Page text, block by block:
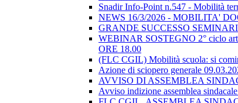
Snadir Info-Point n.547 - Mobilità
NEWS 16/3/2026 - MOBILITA'
GRANDE SUCCESSO
WEBINAR SOSTEGNO 2° ciclo
ORE 18.00
(FLC CGIL) Mobilità scuola: si
Azione di sciopero generale
AVVISO DI ASSEMBLEA
Avviso indizione assemblea